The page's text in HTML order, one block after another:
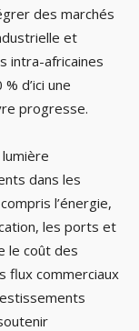
des marchés
et
intra-africaines
d’ici une
progresse.
dans les
l’énergie,
les ports et
le coût des
flux commerciaux